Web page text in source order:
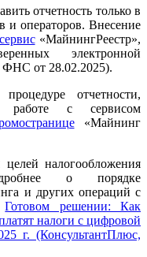
отчетность только в
и операторов. Внесение
сервис«МайнингРеестр»,
электронной
ФНС от 28.02.2025).
отчетности,
работе с сервисом
«Майнинг
налогообложения
о порядке
и других операций с
Готовом решении: Как
налоги с цифровой
г. (КонсультантПлюс,